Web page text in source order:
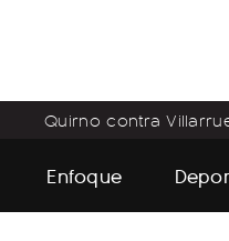
Quirno contra
Enfoque